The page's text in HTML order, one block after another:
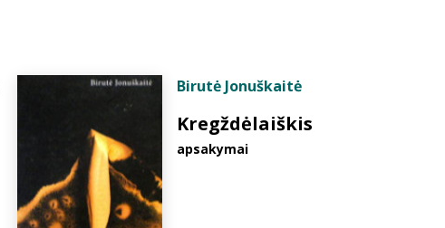
Birutė Jonuškaitė
Kregždėlaiškis
apsakymai